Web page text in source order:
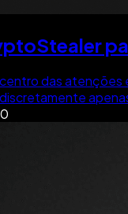
das